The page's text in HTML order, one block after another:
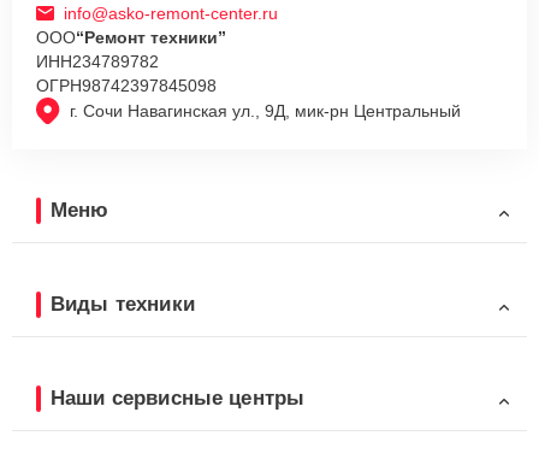
г. Сочи Навагинская ул., 9Д, мик-рн Центральный
info@asko-remont-center.ru
ООО“Ремонт техники”
ИНН234789782
ОГРН98742397845098
Меню
Виды техники
Наши сервисные центры